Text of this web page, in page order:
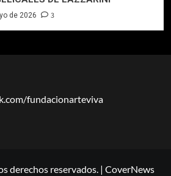
de 2026 3
fundacionarteviva
derechos reservados. | CoverNews